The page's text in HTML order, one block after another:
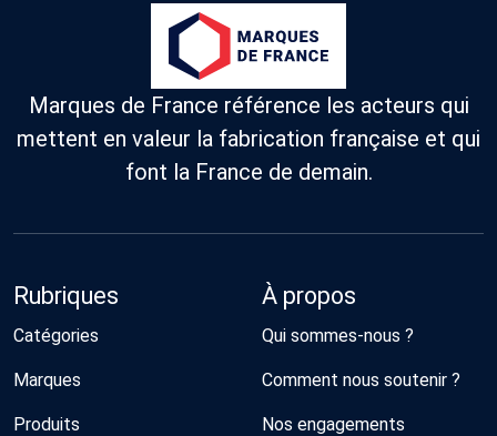
Marques de France référence les acteurs qui
mettent en valeur la fabrication française et qui
font la France de demain.
Rubriques
Catégories
Marques
Produits
À propos
Qui sommes-nous ?
Comment nous soutenir ?
Nos engagements